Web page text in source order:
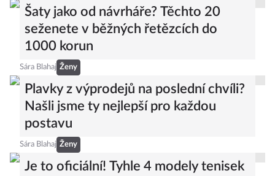
Šaty jako od návrháře? Těchto 20
seženete v běžných řetězcích do
1000 korun
Sára Blahaj Ženy
Plavky z výprodejů na poslední chvíli?
Našli jsme ty nejlepší pro každou
postavu
Sára Blahaj Ženy
Je to oficiální! Tyhle 4 modely tenisek